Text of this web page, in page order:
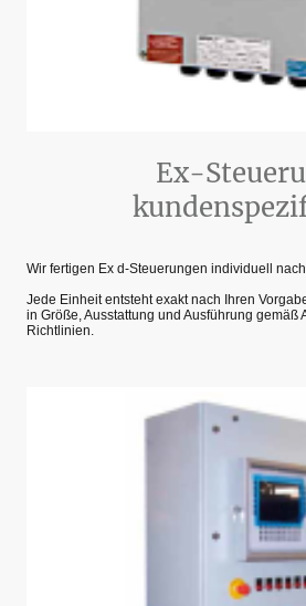
Ex-
Wir fertigen Ex d-Steuerungen individuell
Jede Einheit entsteht exakt nach Ihren
in Größe, Ausstattung und Ausführung gemäß
Richtlinien.